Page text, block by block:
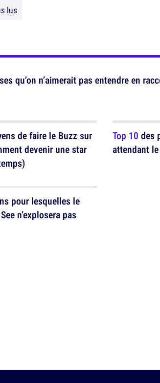
lus
qu’on n’aimerait pas entendre en
de faire le Buzz sur
devenir une star
pour lesquelles le
n’explosera pas
Top 10 des
attendant